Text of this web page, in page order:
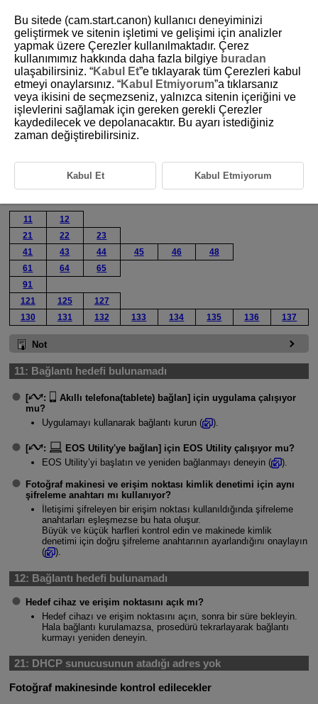
D388-188
Hata Mesajlarına Yanıt Üretme
Bir hata oluştuğunda, aşağıdaki prosedürlerden birini uygulayarak hata
bilgilerini görüntüleyin. Sonra, bu bölümde gösterilen örneklere
başvurarak hatanın nedenini ortadan kaldırın.
] seçimi yapın.
İletişm krlyr] ekranında [
] seçimi yapın.
11
12
21
22
23
41
43 44 45 46
48
61
64
65
91
121
125
127
130
131 132 133 134 135 136 137
Not
11: Bağlantı hedefi bulunamadı
[ : Akıllı telefona(tablete) bağlan] için uygulama çalışıyor
mu?
Uygulamayı kullanarak bağlantı kurun (
).
[ : EOS Utility'ye bağlan] için EOS Utility çalışıyor mu?
EOS Utility’yi başlatın ve yeniden bağlanmayı deneyin (
).
Fotoğraf makinesi ve erişim noktası kimlik denetimi için aynı
şifreleme anahtarı mı kullanıyor?
İletişimi şifreleyen bir erişim noktası kullanıldığında şifreleme
anahtarları eşleşmezse bu hata oluşur.
Büyük ve küçük harfleri kontrol edin ve makinede kimlik
denetimi için doğru şifreleme anahtarının ayarlandığını onaylayın
(
).
12: Bağlantı hedefi bulunamadı
Hedef cihaz ve erişim noktasını açık mı?
Hedef cihazı ve erişim noktasını açın, sonra bir süre bekleyin.
Hala bağlantı kurulamazsa, prosedürü tekrarlayarak bağlantı
kurmayı yeniden deneyin.
21: DHCP sunucusunun atadığı adres yok
Fotoğraf makinesinde kontrol edilecekler
Bu sitede (cam.start.canon) kullanıcı deneyiminizi
geliştirmek ve sitenin işletimi ve gelişimi için analizler
yapmak üzere Çerezler kullanılmaktadır. Çerez
kullanımımız hakkında daha fazla bilgiye buradan
ulaşabilirsiniz. “Kabul Et”e tıklayarak tüm Çerezleri kabul
etmeyi onaylarsınız. “Kabul Etmiyorum”a tıklarsanız
veya ikisini de seçmezseniz, yalnızca sitenin içeriğini ve
işlevlerini sağlamak için gereken gerekli Çerezler
kaydedilecek ve depolanacaktır. Bu ayarı istediğiniz
zaman değiştirebilirsiniz.
Kabul Et Kabul Etmiyorum